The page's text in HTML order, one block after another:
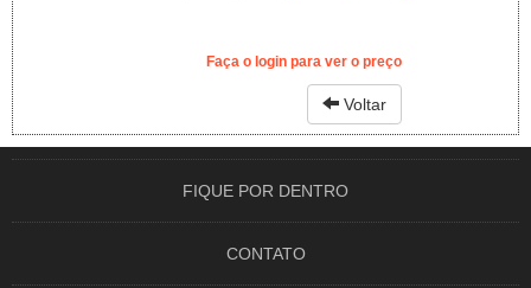
Faça o login para ver o preço
Voltar
FIQUE POR DENTRO
CONTATO